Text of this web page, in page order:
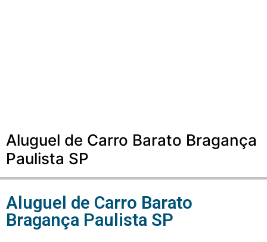
Aluguel de Carro Barato Bragança
Paulista SP
Aluguel de Carro Barato
Bragança Paulista SP